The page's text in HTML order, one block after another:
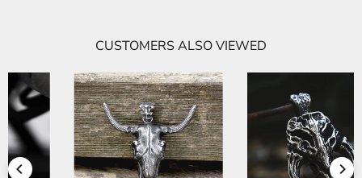
CUSTOMERS ALSO VIEWED